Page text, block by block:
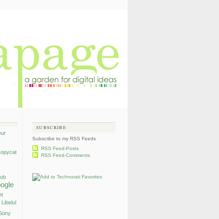
Libelul
SUBSCRIBE
Subscribe to my RSS Feeds
RSS Feed-Posts
RSS Feed-Comments